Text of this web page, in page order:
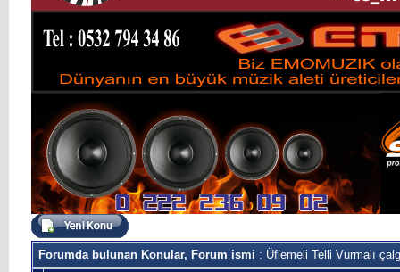
Forumda bulunan Konular, Forum ismi : Üflemeli Telli Vurmalı